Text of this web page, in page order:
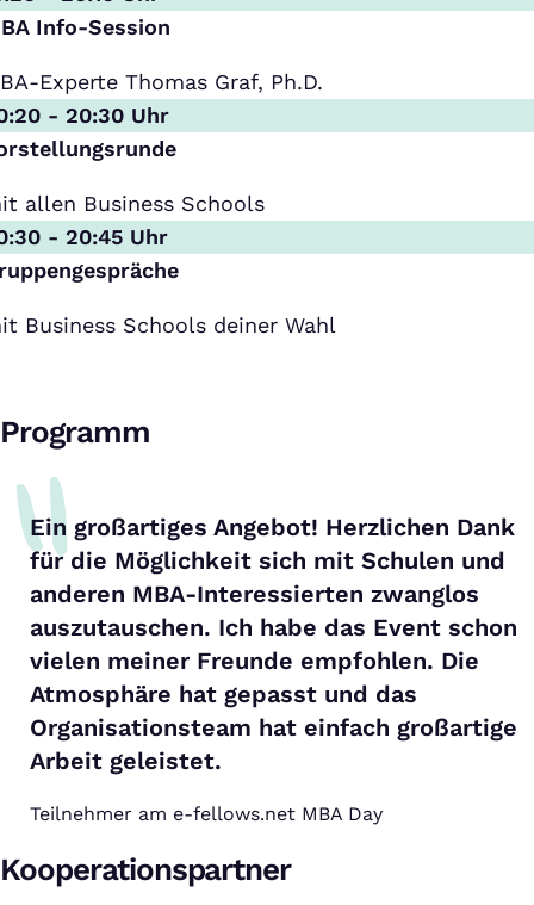
Info-Session
Experte Thomas Graf, Ph.D.
- 20:30 Uhr
allen Business Schools
- 20:45 Uhr
Business Schools deiner Wahl
Programm
Ein großartiges Angebot! Herzlichen Dank
für die Möglichkeit sich mit Schulen und
anderen MBA-Interessierten zwanglos
auszutauschen. Ich habe das Event schon
vielen meiner Freunde empfohlen. Die
Atmosphäre hat gepasst und das
Organisationsteam hat einfach großartige
Arbeit geleistet.
Teilnehmer am e-fellows.net MBA Day
Kooperationspartner